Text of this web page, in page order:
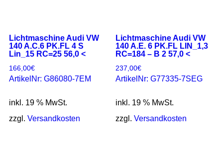
Lichtmaschine Audi VW
140 A.C.6 PK.FL 4 S
Lin_15 RC=25 56,0 <
166,00€
ArtikelNr: G86080-7EM
inkl. 19 % MwSt.
zzgl. Versandkosten
Lichtmaschine Audi VW
140 A.E. 6 PK.FL LIN_1,3
RC=184 – B 2 57,0 <
237,00€
ArtikelNr: G77335-7SEG
inkl. 19 % MwSt.
zzgl.Versandkosten